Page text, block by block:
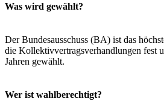
Was wird gewählt?
Der Bundesausschuss (BA) ist das
die Kollektivvertragsverhandlungen fest
Jahren gewählt.
Wer ist wahlberechtigt?